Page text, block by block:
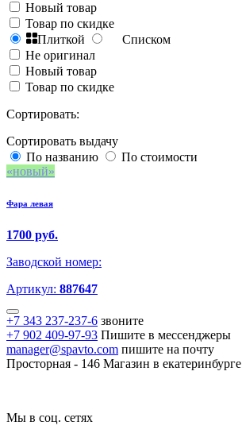
Новый товар
Товар по скидке
Плиткой
Списком
Не оригинал
Новый товар
Товар по скидке
Сортировать:
Сортировать выдачу
По названию
По стоимости
новый
Фара левая
1700 руб.
Заводской номер:
Артикул: 887647
+7 343 237-237-6 звоните
+7 902 409-97-93 Пишите в мессенджеры
manager@spavto.com пишите на почту
Просторная - 146 Магазин в екатеринбурге
Мы в соц. сетях